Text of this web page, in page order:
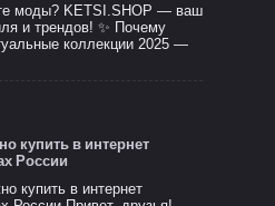
моды? KETSI.SHOP — ваш
и трендов! ✨ Почему
коллекции 2025 —
купить в интернет
России
купить в интернет